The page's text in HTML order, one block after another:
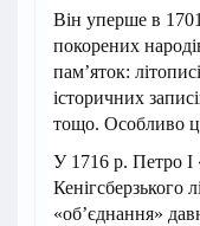
Він уперше в
покорених
пам’яток:
історичних
тощо. Особливо
У 1716 р. Петро І
Кенігсберзького
«об’єднання»